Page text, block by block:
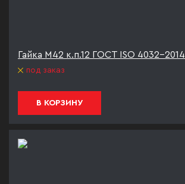
Гайка М42 к.п.12 ГОСТ ISO 4032-
под заказ
В КОРЗИНУ